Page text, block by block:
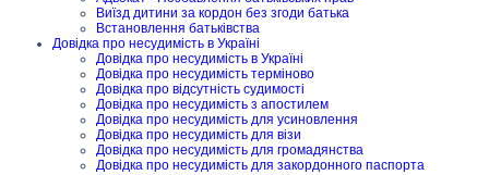
Виїзд дитини за кордон без згоди батька
Встановлення батьківства
Довідка про несудимість в Україні
Довідка про несудимість в Україні
Довідка про несудимість терміново
Довідка про відсутність судимості
Довідка про несудимість з апостилем
Довідка про несудимість для усиновлення
Довідка про несудимість для візи
Довідка про несудимість для громадянства
Довідка про несудимість для закордонного паспорта